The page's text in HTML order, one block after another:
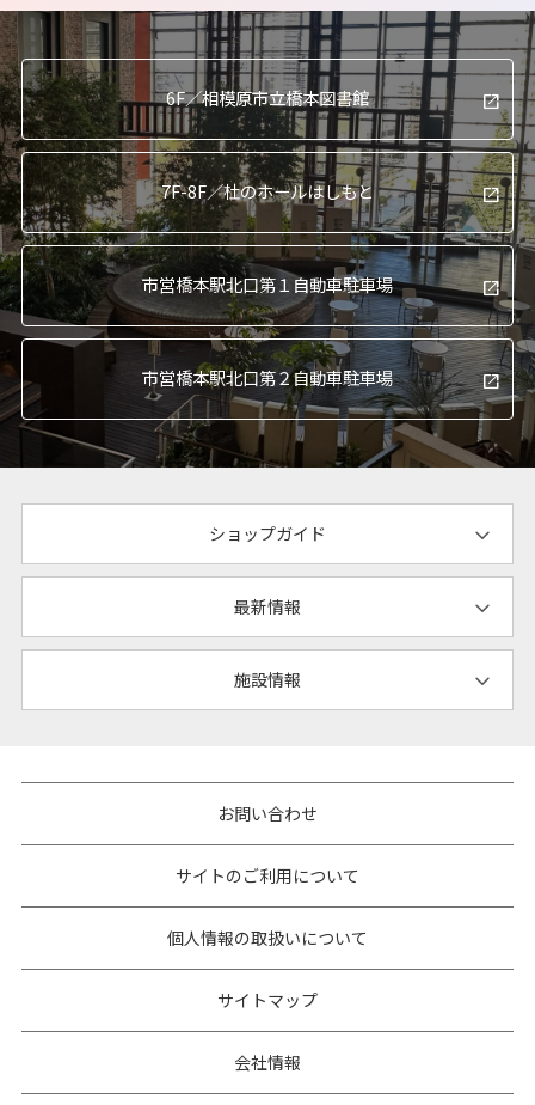
6F／相模原市立橋本図書館
7F-8F／杜のホールはしもと
市営橋本駅北口第１自動車駐車場
市営橋本駅北口第２自動車駐車場
ショップガイド
最新情報
施設情報
お問い合わせ
サイトのご利用について
個人情報の取扱いについて
サイトマップ
会社情報